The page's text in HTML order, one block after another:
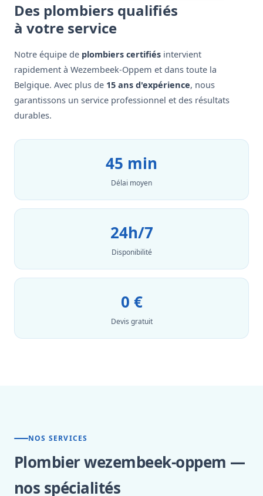
Des plombiers qualifiés
à votre service
Notre équipe de plombiers certifiés intervient
rapidement à Wezembeek-Oppem et dans toute la
Belgique. Avec plus de 15 ans d'expérience, nous
garantissons un service professionnel et des résultats
durables.
45 min
Délai moyen
24h/7
Disponibilité
0 €
Devis gratuit
NOS SERVICES
Plombier wezembeek-oppem —
nos spécialités